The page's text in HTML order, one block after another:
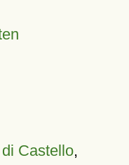
Castello,